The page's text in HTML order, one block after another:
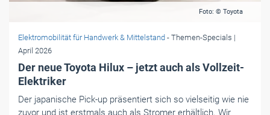
Foto: © Toyota
Elektromobilität für Handwerk & Mittelstand - Themen-Specials |
April 2026
Der neue Toyota Hilux – jetzt auch als Vollzeit-
Elektriker
Der japanische Pick-up präsentiert sich so vielseitig wie nie
zuvor und ist erstmals auch als Stromer erhältlich. Wir